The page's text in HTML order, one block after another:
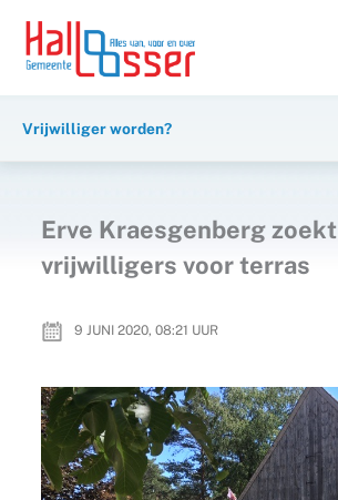
inhoud
naar
Vrijwilliger worden?
Erve Kraesgenberg zoekt
vrijwilligers voor terras
9 JUNI 2020, 08:21 UUR